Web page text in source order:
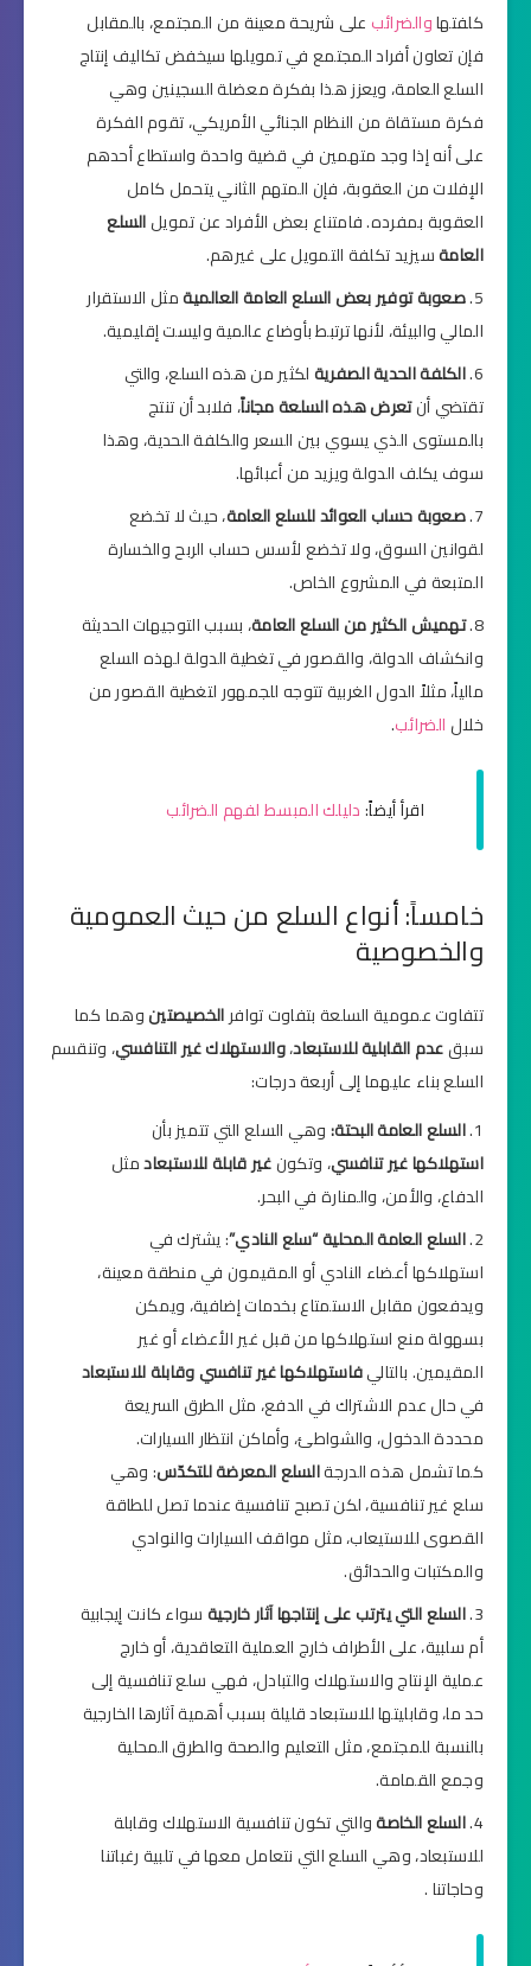
كلفتهاوالضرائب على شريحة معينة من المجتمع، بالمقابل
فإن تعاون أفراد المجتمع في تمويلها سيخفض تكاليف إنتاج
السلع العامة، ويعزز هذا بفكرة معضلة السجينين وهي
فكرة مستقاة من النظام الجنائي الأمريكي، تقوم الفكرة
على أنه إذا وجد متهمين في قضية واحدة واستطاع أحدهم
الإفلات من العقوبة، فإن المتهم الثاني يتحمل كامل
العقوبة بمفرده. فامتناع بعض الأفراد عن تمويلالسلع
العامةسيزيد تكلفة التمويل على غيرهم.
صعوبة توفير بعض السلع العامة العالميةمثل الاستقرار
المالي والبيئة، لأنها ترتبط بأوضاع عالمية وليست إقليمية.
الكلفة الحدية الصفريةلكثير من هذه السلع، والتي
تقتضي أنتعرض هذه السلعة مجاناً، فلابد أن تنتج
بالمستوى الذي يسوي بين السعر والكلفة الحدية، وهذا
سوف يكلف الدولة ويزيد من أعبائها.
صعوبة حساب العوائد للسلع العامة، حيث لا تخضع
لقوانين السوق، ولا تخضع لأسس حساب الربح والخسارة
المتبعة في المشروع الخاص.
تهميش الكثير من السلع العامة، بسبب التوجيهات الحديثة
وانكشاف الدولة، والقصور في تغطية الدولة لهذه السلع
مالياً، مثلاً الدول الغربية تتوجه للجمهور لتغطية القصور من
خلالالضرائب.
اقرأ أيضاً:دليلك المبسط لفهم الضرائب
خامساً: أنواع السلع من حيث العمومية
والخصوصية
تتفاوت عمومية السلعة بتفاوت توافرالخصيصتينوهما كما
سبقعدم القابلية للاستبعاد،والاستهلاك غير التنافسي، وتنقسم
السلع بناء عليهما إلى أربعة درجات:
السلع العامة البحتة:وهي السلع التي تتميز بأن
استهلاكها غير تنافسي، وتكونغير قابلة للاستبعادمثل
الدفاع، والأمن، والمنارة في البحر.
السلع العامة المحلية “سلع النادي”: يشترك في
استهلاكها أعضاء النادي أو المقيمون في منطقة معينة،
ويدفعون مقابل الاستمتاع بخدمات إضافية، ويمكن
بسهولة منع استهلاكها من قبل غير الأعضاء أو غير
المقيمين. بالتاليفاستهلاكها غير تنافسي وقابلة للاستبعاد
في حال عدم الاشتراك في الدفع، مثل الطرق السريعة
محددة الدخول، والشواطئ، وأماكن انتظار السيارات.
كما تشمل هذه الدرجةالسلع المعرضة للتكدّس: وهي
سلع غير تنافسية، لكن تصبح تنافسية عندما تصل للطاقة
القصوى للاستيعاب، مثل مواقف السيارات والنوادي
والمكتبات والحدائق.
السلع التي يترتب على إنتاجها آثار خارجيةسواء كانت إيجابية
أم سلبية، على الأطراف خارج العملية التعاقدية، أو خارج
عملية الإنتاج والاستهلاك والتبادل، فهي سلع تنافسية إلى
حد ما، وقابليتها للاستبعاد قليلة بسبب أهمية آثارها الخارجية
بالنسبة للمجتمع، مثل التعليم والصحة والطرق المحلية
وجمع القمامة.
السلع الخاصةوالتي تكون تنافسية الاستهلاك وقابلة
للاستبعاد، وهي السلع التي نتعامل معها في تلبية رغباتنا
وحاجاتنا .